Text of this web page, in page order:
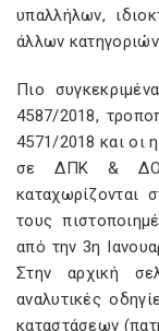
υπαλλήλων,
άλλων
Πιο
4587/2018,
4571/2018 και οι
σε ΔΠΚ & ΔΟΣ
καταχωρίζονται
τους
από την 3η
Στην αρχική
αναλυτικές
καταστάσεων